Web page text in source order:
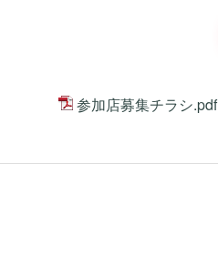
参加店募集チラシ.pdf